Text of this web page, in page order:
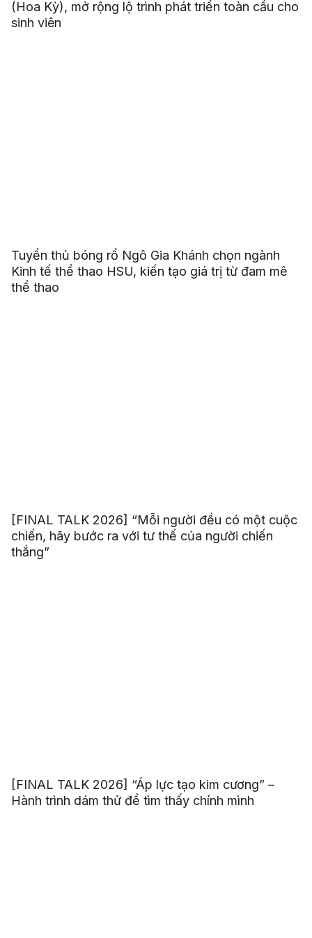
(Hoa Kỳ), mở rộng lộ trình phát triển toàn cầu cho
sinh viên
Tuyển thủ bóng rổ Ngô Gia Khánh chọn ngành
Kinh tế thể thao HSU, kiến tạo giá trị từ đam mê
thể thao
[FINAL TALK 2026] “Mỗi người đều có một cuộc
chiến, hãy bước ra với tư thế của người chiến
thắng”
[FINAL TALK 2026] “Áp lực tạo kim cương” –
Hành trình dám thử để tìm thấy chính mình